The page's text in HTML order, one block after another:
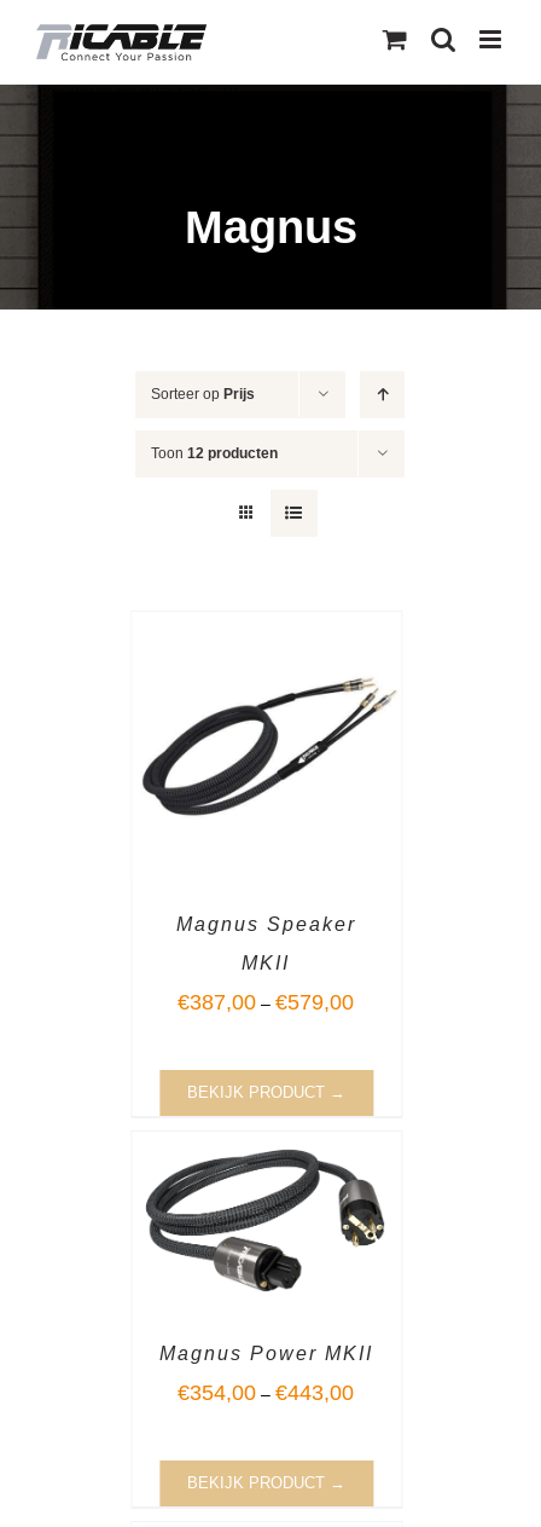
Magnus
Sorteer opPrijs
Toon12 producten
Magnus Speaker
MKII
€387,00 –€579,00
BEKIJK PRODUCT →
Magnus Power MKII
€354,00 –€443,00
BEKIJK PRODUCT →